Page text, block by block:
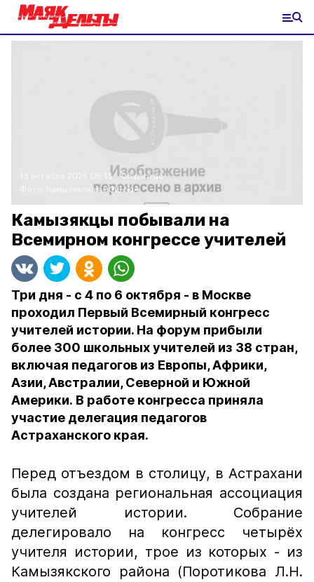
13 октября 2021, 08:13
Общество
Камызякская СОШ №4
Камызякцы побывали на
Всемирном конгрессе учителей
Три дня - с 4 по 6 октября - в Москве
проходил Первый Всемирный конгресс
учителей истории. На форум прибыли
более 300 школьных учителей из 38 стран,
включая педагогов из Европы, Африки,
Азии, Австралии, Северной и Южной
Америки. В работе конгресса приняла
участие делегация педагогов
Астраханского края.
Перед отъездом в столицу, в Астрахани
была создана региональная ассоциация
учителей истории. Собрание
делегировало на конгресс четырёх
учителя истории, трое из которых - из
Камызякского района (Поротикова Л.Н.